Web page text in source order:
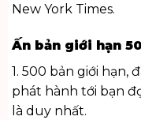
New York Times.
Ấn bản giới hạn
1. 500 bản giới hạn,
phát hành tới bạn
là duy nhất.